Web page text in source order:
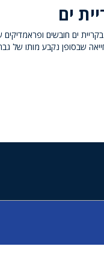
ים
ים חובשים
שבסופן נקבע מותו של